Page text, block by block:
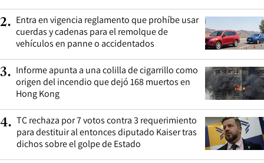
2. Entra en vigencia reglamento que prohíbe usar
cuerdas y cadenas para el remolque de
vehículos en panne o accidentados
3. Informe apunta a una colilla de cigarrillo como
origen del incendio que dejó 168 muertos en
Hong Kong
4. TC rechaza por 7 votos contra 3 requerimiento
para destituir al entonces diputado Kaiser tras
dichos sobre el golpe de Estado